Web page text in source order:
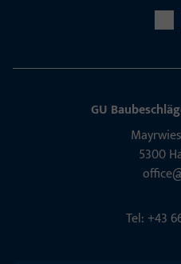
GU
5300
Tel: +43